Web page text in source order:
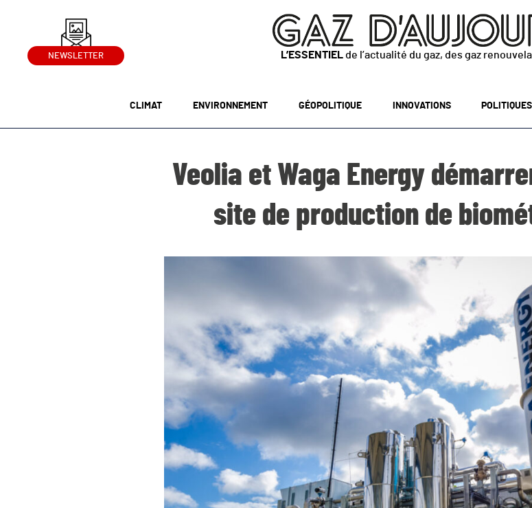
NEWSLETTER L’ESSENTIEL de l’actualité du gaz, des gaz
CLIMAT ENVIRONNEMENT GÉOPOLITIQUE INNOVATIONS
Veolia et Waga Energy
site de production de